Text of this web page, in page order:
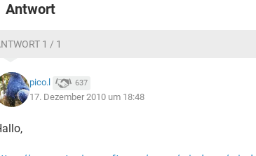
Antwort
1 / 1
pico.l 637
17. Dezember 2010 um 18:48